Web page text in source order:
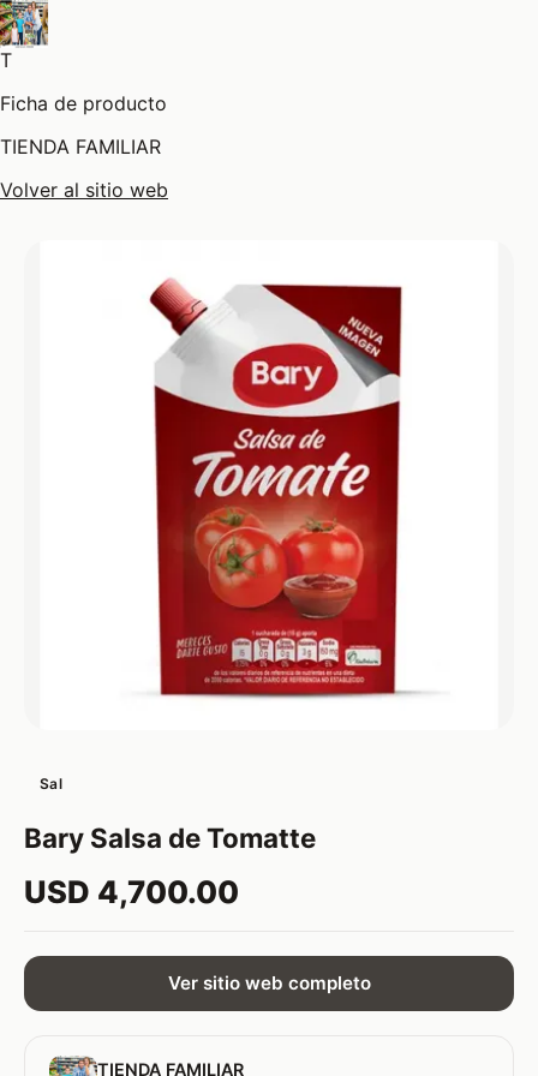
T
Ficha de producto
TIENDA FAMILIAR
Volver al sitio web
Sal
Bary Salsa de Tomatte
USD 4,700.00
Ver sitio web completo
TIENDA FAMILIAR